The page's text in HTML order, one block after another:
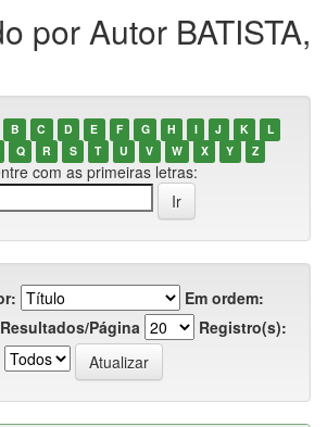
por Autor BATISTA,
B C D E F G H I J K
L
Q R S T U V W X Y Z
com as primeiras letras:
Em ordem:
Resultados/Página
Registro(s):